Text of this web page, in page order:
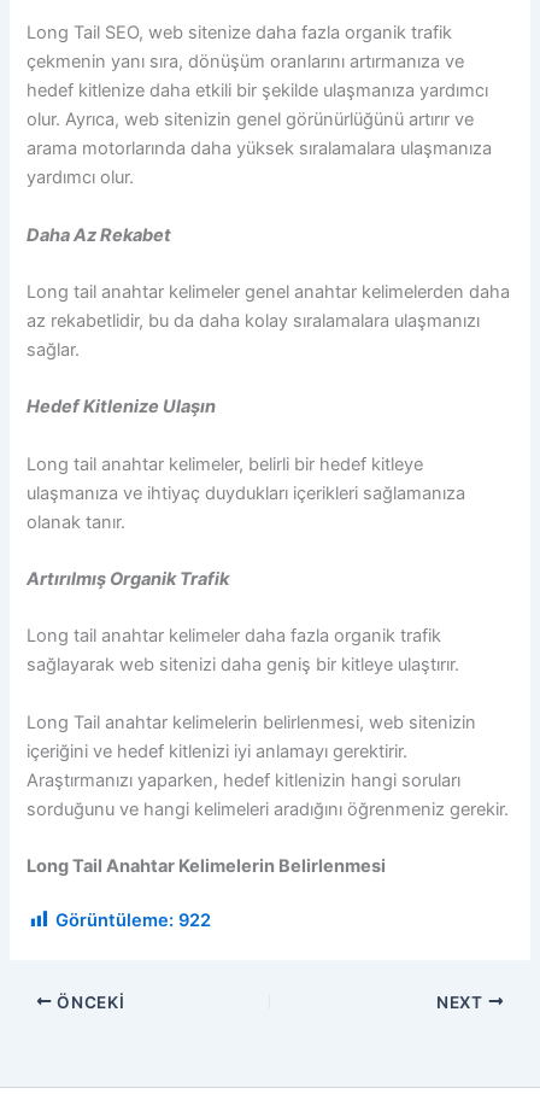
Long Tail SEO, web sitenize daha fazla organik trafik
çekmenin yanı sıra, dönüşüm oranlarını artırmanıza ve
hedef kitlenize daha etkili bir şekilde ulaşmanıza yardımcı
olur. Ayrıca, web sitenizin genel görünürlüğünü artırır ve
arama motorlarında daha yüksek sıralamalara ulaşmanıza
yardımcı olur.
Daha Az Rekabet
Long tail anahtar kelimeler genel anahtar kelimelerden daha
az rekabetlidir, bu da daha kolay sıralamalara ulaşmanızı
sağlar.
Hedef Kitlenize Ulaşın
Long tail anahtar kelimeler, belirli bir hedef kitleye
ulaşmanıza ve ihtiyaç duydukları içerikleri sağlamanıza
olanak tanır.
Artırılmış Organik Trafik
Long tail anahtar kelimeler daha fazla organik trafik
sağlayarak web sitenizi daha geniş bir kitleye ulaştırır.
Long Tail anahtar kelimelerin belirlenmesi, web sitenizin
içeriğini ve hedef kitlenizi iyi anlamayı gerektirir.
Araştırmanızı yaparken, hedef kitlenizin hangi soruları
sorduğunu ve hangi kelimeleri aradığını öğrenmeniz gerekir.
Long Tail Anahtar Kelimelerin Belirlenmesi
Görüntüleme: 922
ÖNCEKI NEXT